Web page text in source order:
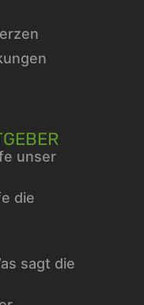
unser
die
sagt die